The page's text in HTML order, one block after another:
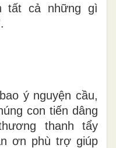
tất cả những gì
ý nguyện cầu,
con tiến dâng
thanh tẩy
ơn phù trợ giúp